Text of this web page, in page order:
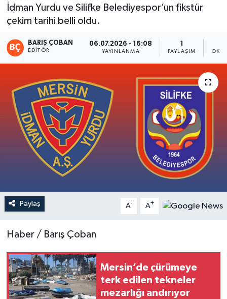
İdman Yurdu ve Silifke Belediyespor’un fikstür
çekim tarihi belli oldu.
BARIŞ ÇOBAN
EDITÖR
06.07.2026 - 16:08
YAYINLANMA PAYLAŞIM
Paylaş A- A+
Haber / Barış Çoban
Mersin’de çürümeye
terk edilen tekneler
mezarlığı andırıyor
Mersin
Mersin Tarihi
Özel Haber
Politika
Resmi İlan
Sağlık
Spor
Yaşam